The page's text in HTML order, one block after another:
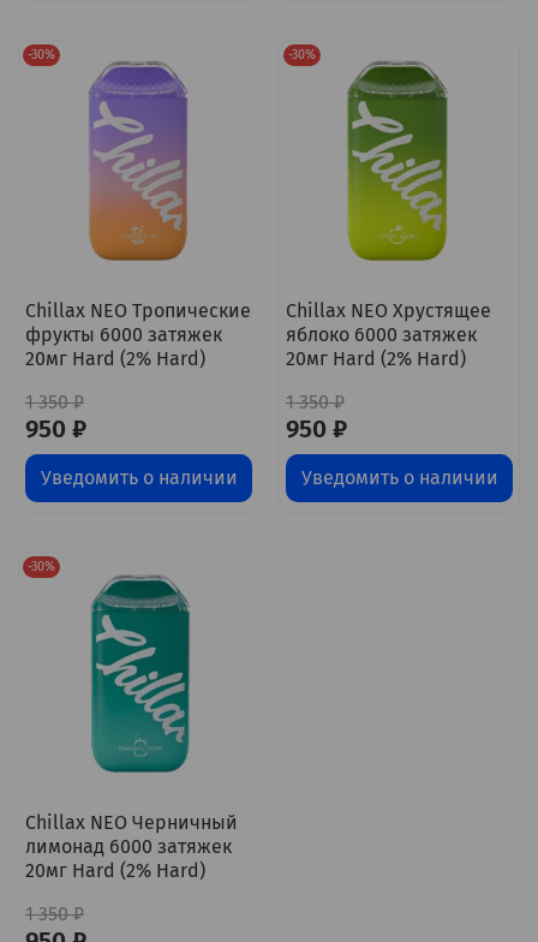
-30%
Chillax NEO Тропические
фрукты 6000 затяжек
20мг Hard (2% Hard)
1 350 ₽
950 ₽
Уведомить о наличии
-30%
Chillax NEO Хрустящее
яблоко 6000 затяжек
20мг Hard (2% Hard)
1 350 ₽
950 ₽
Уведомить о наличии
-30%
Chillax NEO Черничный
лимонад 6000 затяжек
20мг Hard (2% Hard)
1 350 ₽